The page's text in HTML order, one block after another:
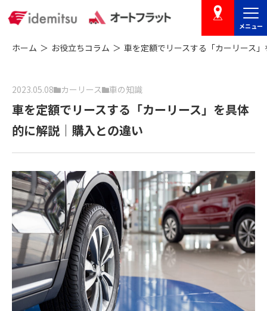
店舗を探す
メニュー
ホーム お役立ちコラム 車を定額でリースする「カーリース
2023.05.08 カーリース 車の知識
車を定額でリースする「カーリース」を具体
的に解説｜購入との違い